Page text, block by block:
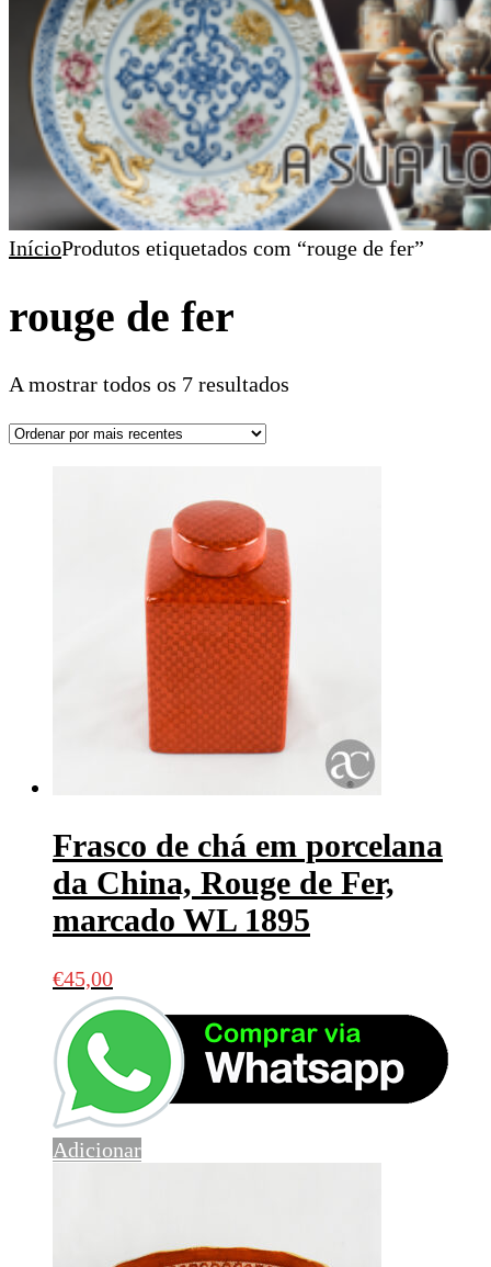
InícioProdutos etiquetados com “rouge de fer”
rouge de fer
A mostrar todos os 7 resultados
Frasco de chá em porcelana
da China, Rouge de Fer,
marcado WL 1895
€45,00
Adicionar